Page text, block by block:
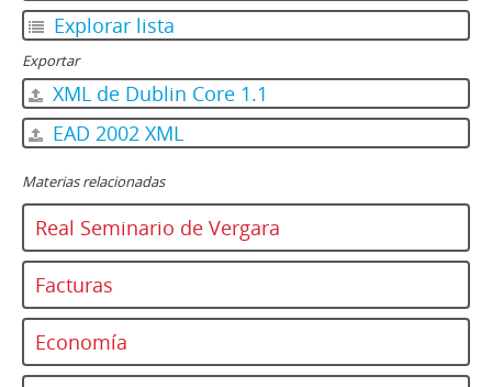
Explorar lista
Exportar
XML de Dublin Core 1.1
EAD 2002 XML
Materias relacionadas
Real Seminario de Vergara
Facturas
Economía